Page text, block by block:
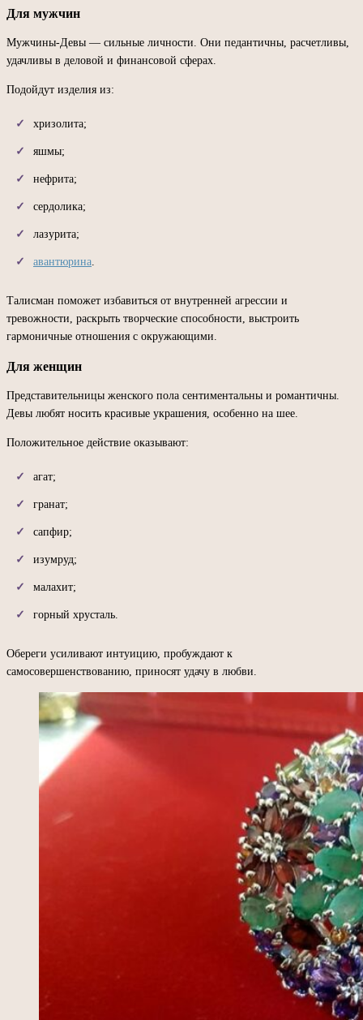
Для мужчин
Мужчины-Девы — сильные личности. Они педантичны, расчетливы,
удачливы в деловой и финансовой сферах.
Подойдут изделия из:
хризолита;
яшмы;
нефрита;
сердолика;
лазурита;
авантюрина.
Талисман поможет избавиться от внутренней агрессии и
тревожности, раскрыть творческие способности, выстроить
гармоничные отношения с окружающими.
Для женщин
Представительницы женского пола сентиментальны и романтичны.
Девы любят носить красивые украшения, особенно на шее.
Положительное действие оказывают:
агат;
гранат;
сапфир;
изумруд;
малахит;
горный хрусталь.
Обереги усиливают интуицию, пробуждают к
самосовершенствованию, приносят удачу в любви.